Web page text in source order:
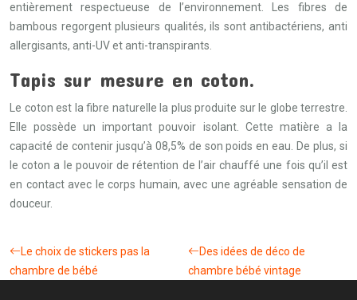
entièrement respectueuse de l’environnement. Les fibres de
bambous regorgent plusieurs qualités, ils sont antibactériens, anti
allergisants, anti-UV et anti-transpirants.
Tapis sur mesure en coton.
Le coton est la fibre naturelle la plus produite sur le globe terrestre.
Elle possède un important pouvoir isolant. Cette matière a la
capacité de contenir jusqu’à 08,5% de son poids en eau. De plus, si
le coton a le pouvoir de rétention de l’air chauffé une fois qu’il est
en contact avec le corps humain, avec une agréable sensation de
douceur.
Le choix de stickers pas la
chambre de bébé
Des idées de déco de
chambre bébé vintage